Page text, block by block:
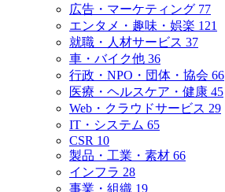
広告・マーケティング 77
エンタメ・趣味・娯楽 121
就職・人材サービス 37
車・バイク他 36
行政・NPO・団体・協会 66
医療・ヘルスケア・健康 45
Web・クラウドサービス 29
IT・システム 65
CSR 10
製品・工業・素材 66
インフラ 28
事業・組織 19